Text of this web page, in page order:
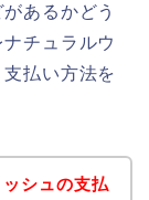
あるかどう
チュラルウ
払い方法を
シュの支払